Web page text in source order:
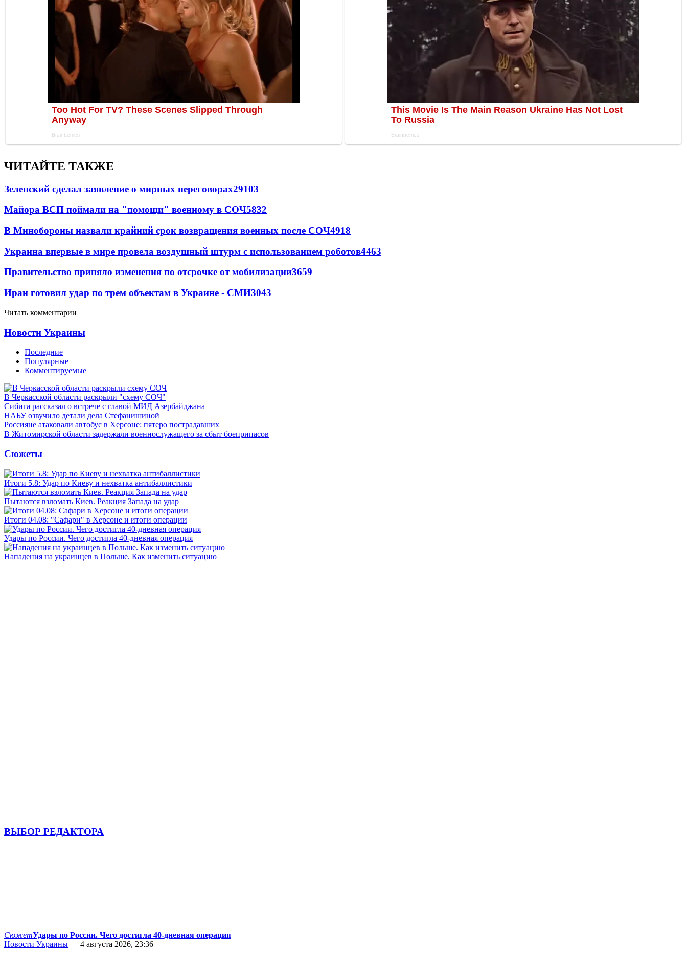
ЧИТАЙТЕ ТАКЖЕ
Зеленский сделал заявление о мирных переговорах29103
Майора ВСП поймали на "помощи" военному в СОЧ5832
В Минобороны назвали крайний срок возвращения военных после СОЧ4918
Украина впервые в мире провела воздушный штурм с использованием роботов4463
Правительство приняло изменения по отсрочке от мобилизации3659
Иран готовил удар по трем объектам в Украине - СМИ3043
Читать комментарии
Новости Украины
Последние
Популярные
Комментируемые
В Черкасской области раскрыли "схему СОЧ"
Сибига рассказал о встрече с главой МИД Азербайджана
НАБУ озвучило детали дела Стефанишиной
Россияне атаковали автобус в Херсоне: пятеро пострадавших
В Житомирской области задержали военнослужащего за сбыт боеприпасов
Сюжеты
Итоги 5.8: Удар по Киеву и нехватка антибаллистики
Пытаются взломать Киев. Реакция Запада на удар
Итоги 04.08: "Сафари" в Херсоне и итоги операции
Удары по России. Чего достигла 40-дневная операция
Нападения на украинцев в Польше. Как изменить ситуацию
ВЫБОР РЕДАКТОРА
СюжетУдары по России. Чего достигла 40-дневная операция
Новости Украины — 4 августа 2026, 23:36